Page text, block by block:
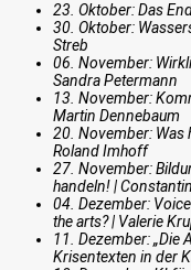
23. Oktober: Das
30. Oktober:
Streb
06. November:
Sandra Petermann
13. November:
Martin Dennebaum
20. November: Was
Roland Imhoff
27. November:
handeln! |
04. Dezember:
the arts? | Valerie
11. Dezember: „Die
Krisentexten in der